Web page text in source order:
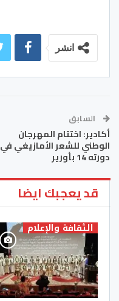
انشر
السابق
أكادير: اختتام المهرجان
الوطني للشعر الأمازيغي في
دورته 14 بأورير
قد يعجبك ايضا
الثقافة والإعلام